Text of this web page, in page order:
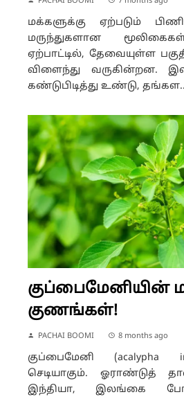
மக்களுக்கு ஏற்படும்
மருந்துகளான
ஏற்பாட்டில், தேவையுள்ள
விளைந்து வருகின்றன.
கண்டுபிடித்து உண்டு,
குப்பைமேனியின்
குணங்கள்!
PACHAI BOOMI 8 months ago
குப்பைமேனி (acalypha
செடியாகும். ஓராண்டுத்
இந்தியா, இலங்கை